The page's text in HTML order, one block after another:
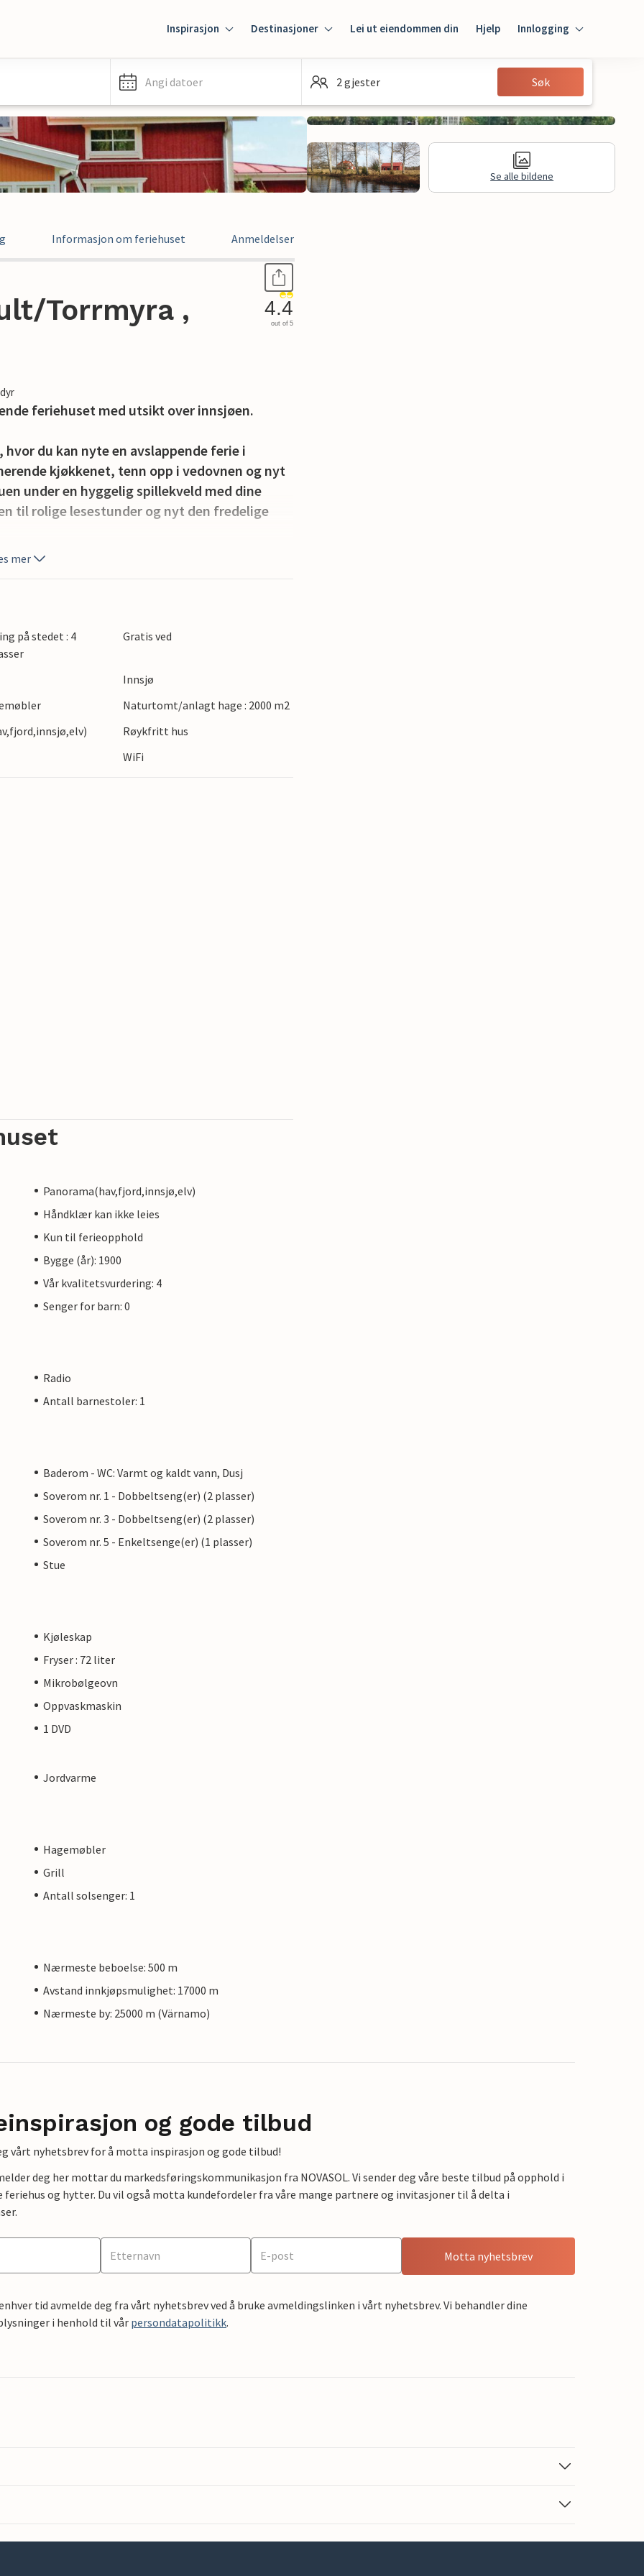
Inspirasjon Destinasjoner Lei ut eiendommen din Hjelp Innlogging
Innlogging
Gjest
Angi datoer 2 gjester Søk
Se alle bildene
Informasjon om feriehuset Anmeldelser
Torrmyra ,
4.4
out of 5
feriehuset med utsikt over innsjøen.
du kan nyte en avslappende ferie i
kjøkkenet, tenn opp i vedovnen og nyt
under en hyggelig spillekveld med dine
til rolige lesestunder og nyt den fredelige
fyr opp grillen for å feire tiden sammen med
og prøv fiskelykken. Gå gjennom den
sitt pittoreske heilandskap, overrask barna
og gå ikke glipp av et besøk til Astrid
mer
på stedet : 4
Gratis ved
Innsjø
Naturtomt/anlagt hage : 2000 m2
Røykfritt hus
WiFi
Panorama(hav,fjord,innsjø,elv)
Håndklær kan ikke leies
Kun til ferieopphold
Bygge (år): 1900
Vår kvalitetsvurdering: 4
Senger for barn: 0
Radio
Antall barnestoler: 1
Baderom - WC: Varmt og kaldt vann, Dusj
Soverom nr. 1 - Dobbeltseng(er) (2 plasser)
Soverom nr. 3 - Dobbeltseng(er) (2 plasser)
Soverom nr. 5 - Enkeltsenge(er) (1 plasser)
Stue
Kjøleskap
Fryser : 72 liter
Mikrobølgeovn
Oppvaskmaskin
1 DVD
Jordvarme
Hagemøbler
Grill
Antall solsenger: 1
Nærmeste beboelse: 500 m
Avstand innkjøpsmulighet: 17000 m
Nærmeste by: 25000 m (Värnamo)
og gode tilbud
vårt nyhetsbrev for å motta inspirasjon og gode tilbud!
deg her mottar du markedsføringskommunikasjon fra NOVASOL. Vi sender deg våre beste tilbud på opphold i
og hytter. Du vil også motta kundefordeler fra våre mange partnere og invitasjoner til å delta i
Motta nyhetsbrev
tid avmelde deg fra vårt nyhetsbrev ved å bruke avmeldingslinken i vårt nyhetsbrev. Vi behandler dine
i henhold til vår persondatapolitikk.